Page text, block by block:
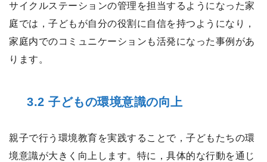
サイクルステーションの管理を担当するようになった家
庭では，子どもが自分の役割に自信を持つようになり，
家庭内でのコミュニケーションも活発になった事例があ
ります。
3.2 子どもの環境意識の向上
親子で行う環境教育を実践することで，子どもたちの環
境意識が大きく向上します。特に，具体的な行動を通じ